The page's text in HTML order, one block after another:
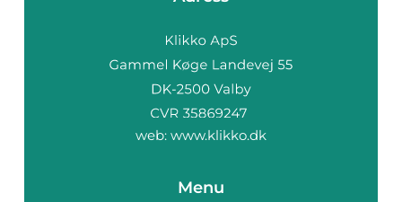
web: www.klikko.dk
Menu